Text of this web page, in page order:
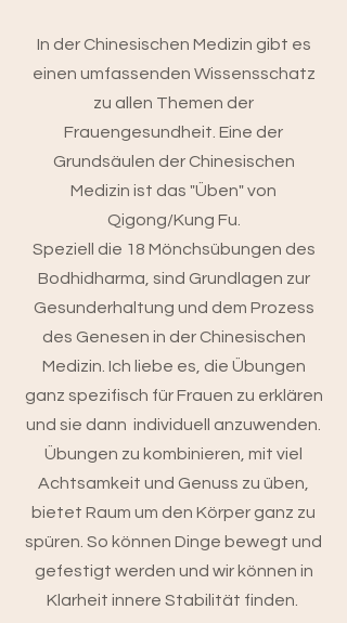
In der Chinesischen Medizin gibt es
einen umfassenden Wissensschatz
zu allen Themen der
Frauengesundheit. Eine der
Grundsäulen der Chinesischen
Medizin ist das "Üben" von
Qigong/Kung Fu.
Speziell die 18 Mönchsübungen des
Bodhidharma, sind Grundlagen zur
Gesunderhaltung und dem Prozess
des Genesen in der Chinesischen
Medizin. Ich liebe es, die Übungen
ganz spezifisch für Frauen zu erklären
und sie dann individuell anzuwenden.
Übungen zu kombinieren, mit viel
Achtsamkeit und Genuss zu üben,
bietet Raum um den Körper ganz zu
spüren. So können Dinge bewegt und
gefestigt werden und wir können in
Klarheit innere Stabilität finden.